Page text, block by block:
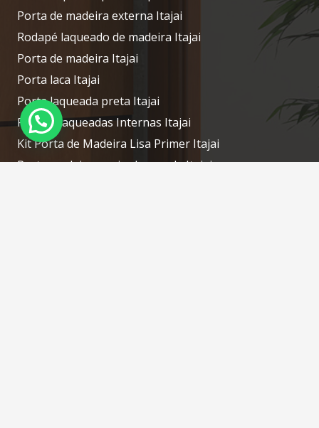
Porta de madeira externa Itajai
Rodapé laqueado de madeira Itajai
Porta de madeira Itajai
Porta laca Itajai
Porta laqueada preta Itajai
Portas Laqueadas Internas Itajai
Kit Porta de Madeira Lisa Primer Itajai
Porta madeira maciça laqueada Itajai